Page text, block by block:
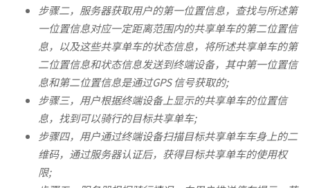
步骤二，服务器获取用户的第一位置信息，查找与所述第
一位置信息对应一定距离范围内的共享单车的第二位置信
息，以及这些共享单车的状态信息，将所述共享单车的第
二位置信息和状态信息发送到终端设备，其中第一位置信
息和第二位置信息是通过GPS 信号获取的;
步骤三，用户根据终端设备上显示的共享单车的位置信
息，找到可以骑行的目标共享单车;
步骤四，用户通过终端设备扫描目标共享单车车身上的二
维码，通过服务器认证后，获得目标共享单车的使用权
限;